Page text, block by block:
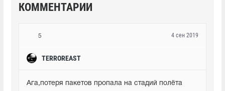
КОММЕНТАРИИ
5
TERROREAST
4 сен 2019
Ага,потеря пакетов пропала на стадий полёта